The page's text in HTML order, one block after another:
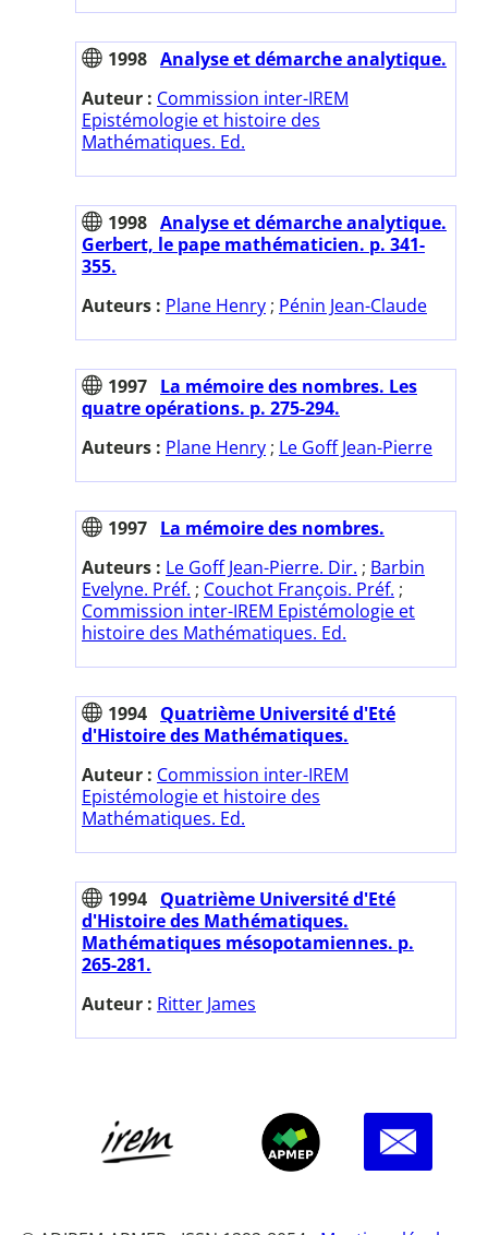
1998 Analyse et démarche analytique.
Auteur : Commission inter-IREM
Epistémologie et histoire des
Mathématiques. Ed.
1998 Analyse et démarche analytique.
Gerbert, le pape mathématicien. p. 341-
355.
Auteurs : Plane Henry ; Pénin Jean-Claude
1997 La mémoire des nombres. Les
quatre opérations. p. 275-294.
Auteurs : Plane Henry ; Le Goff Jean-Pierre
1997 La mémoire des nombres.
Auteurs : Le Goff Jean-Pierre. Dir. ; Barbin
Evelyne. Préf. ; Couchot François. Préf. ;
Commission inter-IREM Epistémologie et
histoire des Mathématiques. Ed.
1994 Quatrième Université d'Eté
d'Histoire des Mathématiques.
Auteur : Commission inter-IREM
Epistémologie et histoire des
Mathématiques. Ed.
1994 Quatrième Université d'Eté
d'Histoire des Mathématiques.
Mathématiques mésopotamiennes. p.
265-281.
Auteur : Ritter James